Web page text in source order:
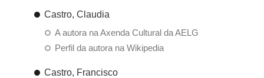
Castro, Claudia
A autora na Axenda Cultural da AELG
Perfil da autora na Wikipedia
Castro, Francisco